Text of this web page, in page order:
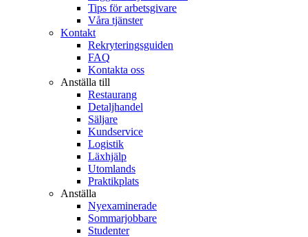
Tips för arbetsgivare
Våra tjänster
Kontakt
Rekryteringsguiden
FAQ
Kontakta oss
Anställa till
Restaurang
Detaljhandel
Säljare
Kundservice
Logistik
Läxhjälp
Utomlands
Praktikplats
Anställa
Nyexaminerade
Sommarjobbare
Studenter